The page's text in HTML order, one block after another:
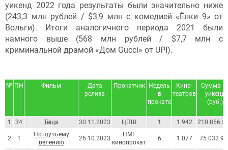
уикенд 2022 года результаты были значительно ниже
(243,3 млн рублей / $3,9 млн с комедией «Ёлки 9» от
Вольги). Итоги аналогичного периода 2021 были
намного выше (568 млн рублей / $7,7 млн с
криминальной драмой «Дом Gucci» от UPI).
№ ПН Фильм
Дата
релиза
Прокатчик
Недель
в
прокате
Кино-
театров
Сумма
уикенд
(руб.)
1 34 Тёща 30.11.2023 ЦПШ 1 1 942 210 856
2 1
По щучьему
велению
26.10.2023
НМГ
кинопрокат
6 1 077 75 032